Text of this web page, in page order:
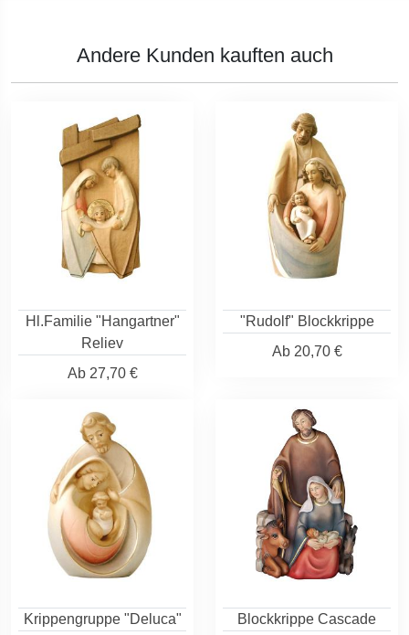
Andere Kunden kauften auch
Hl.Familie "Hangartner"
Reliev
Ab27,70 €
"Rudolf" Blockkrippe
Ab20,70 €
Krippengruppe "Deluca"
Blockkrippe Cascade